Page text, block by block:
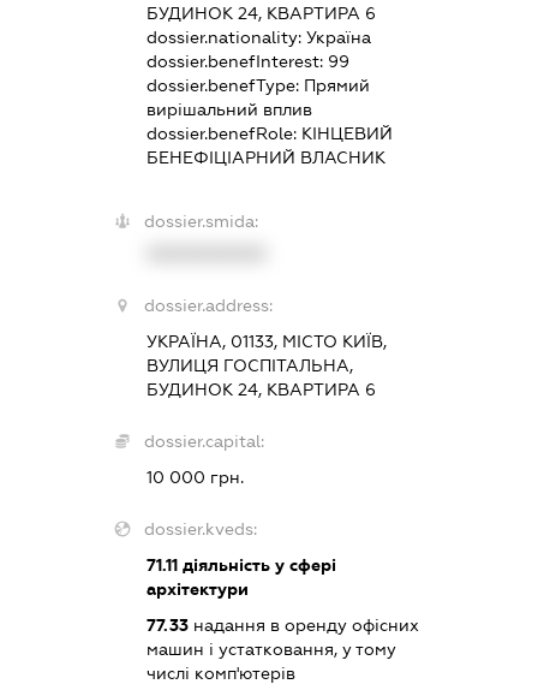
БУДИНОК 24, КВАРТИРА 6
dossier.nationality: Україна
dossier.benefInterest: 99
dossier.benefType: Прямий
вирішальний вплив
dossier.benefRole: КІНЦЕВИЙ
БЕНЕФІЦІАРНИЙ ВЛАСНИК
dossier.smida:
dossier.address:
УКРАЇНА, 01133, МІСТО КИЇВ,
ВУЛИЦЯ ГОСПІТАЛЬНА,
БУДИНОК 24, КВАРТИРА 6
dossier.capital:
10 000 грн.
dossier.kveds:
71.11діяльність у сфері
архітектури
77.33надання в оренду офісних
машин і устатковання, у тому
числі комп'ютерів